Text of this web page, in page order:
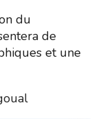
du
de
et une